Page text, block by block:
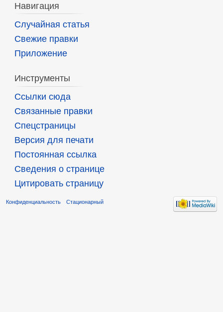
Навигация
Случайная статья
Свежие правки
Приложение
Инструменты
Ссылки сюда
Связанные правки
Спецстраницы
Версия для печати
Постоянная ссылка
Сведения о странице
Цитировать страницу
Конфиденциальность Стационарный